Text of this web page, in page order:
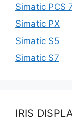
Simatic PCS
Simatic PX
Simatic S5
Simatic S7
IRIS